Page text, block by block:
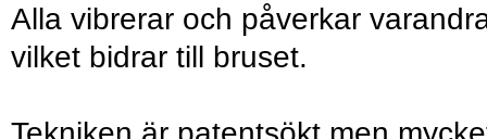
Alla vibrerar och påverkar
vilket bidrar till bruset.